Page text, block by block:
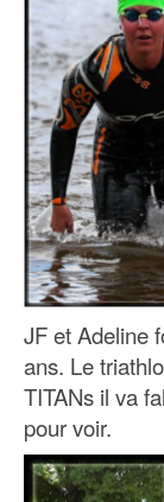
JF et Adeline
ans. Le
TITANs il va
pour voir.